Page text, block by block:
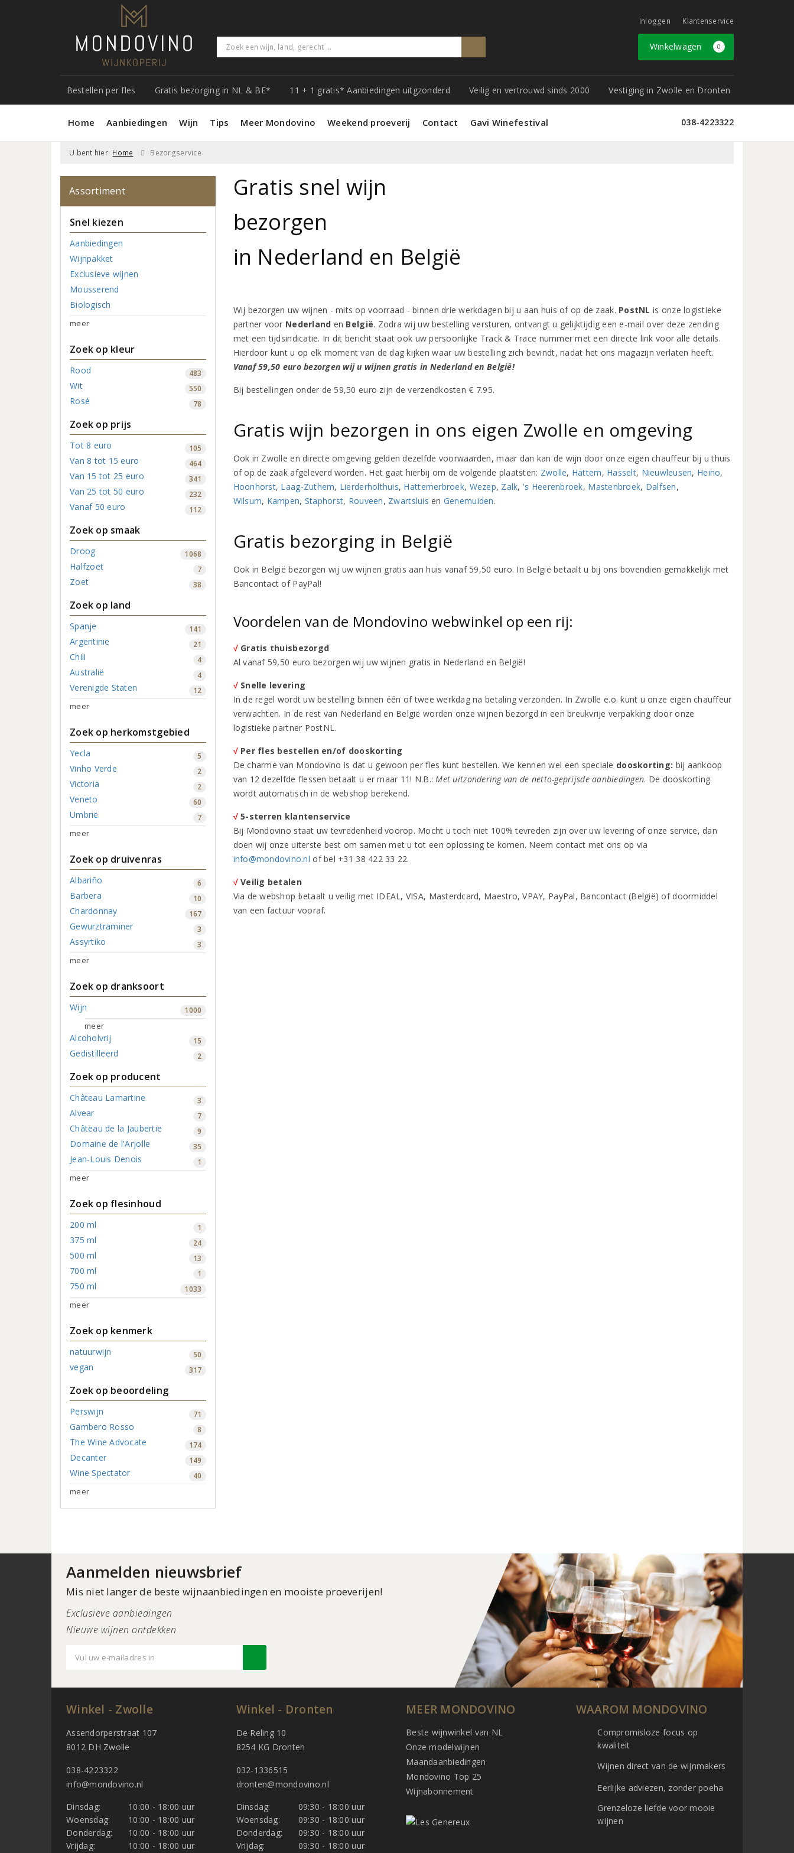
Inloggen Klantenservice
Winkelwagen 0
Bestellen per fles Gratis bezorging in NL & BE* 11 + 1 gratis* Aanbiedingen uitgzonderd Veilig en vertrouwd sinds 2000 Vestiging in Zwolle en Dronten
Home Aanbiedingen Wijn Tips Meer Mondovino Weekend proeverij Contact Gavi Winefestival 038-4223322
U bent hier: Home Bezorgservice
Assortiment
Snel kiezen
Aanbiedingen
Wijnpakket
Exclusieve wijnen
Mousserend
Biologisch
meer
Zoek op kleur
Rood 483
Wit 550
Rosé 78
Zoek op prijs
Tot 8 euro 105
Van 8 tot 15 euro 464
Van 15 tot 25 euro 341
Van 25 tot 50 euro 232
Vanaf 50 euro 112
Zoek op smaak
Droog 1068
Halfzoet 7
Zoet 38
Zoek op land
Spanje 141
Argentinië 21
Chili 4
Australië 4
Verenigde Staten 12
meer
Zoek op herkomstgebied
Yecla 5
Vinho Verde 2
Victoria 2
Veneto 60
Umbrië 7
meer
Zoek op druivenras
Albariño 6
Barbera 10
Chardonnay 167
Gewurztraminer 3
Assyrtiko 3
meer
Zoek op dranksoort
Wijn 1000
meer
Alcoholvrij 15
Gedistilleerd 2
Zoek op producent
Château Lamartine 3
Alvear 7
Château de la Jaubertie 9
Domaine de l'Arjolle 35
Jean-Louis Denois 1
meer
Zoek op flesinhoud
200 ml 1
375 ml 24
500 ml 13
700 ml 1
750 ml 1033
meer
Zoek op kenmerk
natuurwijn 50
vegan 317
Zoek op beoordeling
Perswijn 71
Gambero Rosso 8
The Wine Advocate 174
Decanter 149
Wine Spectator 40
meer
Gratis snel wijn
bezorgen
in Nederland en België
Wij bezorgen uw wijnen - mits op voorraad - binnen drie werkdagen bij u aan huis of op de zaak. PostNL is onze logistieke
partner voor Nederland en België. Zodra wij uw bestelling versturen, ontvangt u gelijktijdig een e-mail over deze zending
met een tijdsindicatie. In dit bericht staat ook uw persoonlijke Track & Trace nummer met een directe link voor alle details.
Hierdoor kunt u op elk moment van de dag kijken waar uw bestelling zich bevindt, nadat het ons magazijn verlaten heeft.
Vanaf 59,50 euro bezorgen wij u wijnen gratis in Nederland en België!
Bij bestellingen onder de 59,50 euro zijn de verzendkosten € 7.95.
Gratis wijn bezorgen in ons eigen Zwolle en omgeving
Ook in Zwolle en directe omgeving gelden dezelfde voorwaarden, maar dan kan de wijn door onze eigen chauffeur bij u thuis
of op de zaak afgeleverd worden. Het gaat hierbij om de volgende plaatsten: Zwolle, Hattem, Hasselt, Nieuwleusen, Heino,
Hoonhorst, Laag-Zuthem, Lierderholthuis, Hattemerbroek, Wezep, Zalk, 's Heerenbroek, Mastenbroek, Dalfsen,
Wilsum, Kampen, Staphorst, Rouveen, Zwartsluis en Genemuiden.
Gratis bezorging in België
Ook in België bezorgen wij uw wijnen gratis aan huis vanaf 59,50 euro. In België betaalt u bij ons bovendien gemakkelijk met
Bancontact of PayPal!
Voordelen van de Mondovino webwinkel op een rij:
√Gratis thuisbezorgd
Al vanaf 59,50 euro bezorgen wij uw wijnen gratis in Nederland en België!
√Snelle levering
In de regel wordt uw bestelling binnen één of twee werkdag na betaling verzonden. In Zwolle e.o. kunt u onze eigen chauffeur
verwachten. In de rest van Nederland en België worden onze wijnen bezorgd in een breukvrije verpakking door onze
logistieke partner PostNL.
√Per fles bestellen en/of dooskorting
De charme van Mondovino is dat u gewoon per fles kunt bestellen. We kennen wel een speciale dooskorting: bij aankoop
van 12 dezelfde flessen betaalt u er maar 11! N.B.: Met uitzondering van de netto-geprijsde aanbiedingen. De dooskorting
wordt automatisch in de webshop berekend.
√5-sterren klantenservice
Bij Mondovino staat uw tevredenheid voorop. Mocht u toch niet 100% tevreden zijn over uw levering of onze service, dan
doen wij onze uiterste best om samen met u tot een oplossing te komen. Neem contact met ons op via
info@mondovino.nl of bel +31 38 422 33 22.
√Veilig betalen
Via de webshop betaalt u veilig met IDEAL, VISA, Masterdcard, Maestro, VPAY, PayPal, Bancontact (België) of doormiddel
van een factuur vooraf.
Aanmelden nieuwsbrief
Mis niet langer de beste wijnaanbiedingen en mooiste proeverijen!
Exclusieve aanbiedingen
Nieuwe wijnen ontdekken
Winkel - Zwolle
Assendorperstraat 107
8012 DH Zwolle
038-4223322
info@mondovino.nl
Dinsdag:
10:00 - 18:00 uur
Woensdag:
10:00 - 18:00 uur
Donderdag:
10:00 - 18:00 uur
Vrijdag:
10:00 - 18:00 uur
Winkel - Dronten
De Reling 10
8254 KG Dronten
032-1336515
dronten@mondovino.nl
Dinsdag:
09:30 - 18:00 uur
Woensdag:
09:30 - 18:00 uur
Donderdag:
09:30 - 18:00 uur
Vrijdag:
09:30 - 18:00 uur
MEER MONDOVINO
Beste wijnwinkel van NL
Onze modelwijnen
Maandaanbiedingen
Mondovino Top 25
Wijnabonnement
WAAROM MONDOVINO
Compromisloze focus op
kwaliteit
Wijnen direct van de wijnmakers
Eerlijke adviezen, zonder poeha
Grenzeloze liefde voor mooie
wijnen